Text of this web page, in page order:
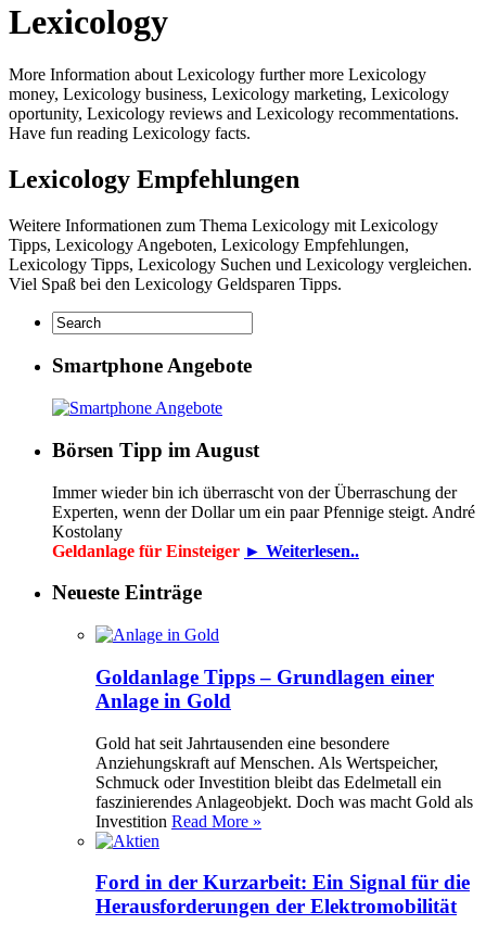
Lexicology
More Information about Lexicology further more Lexicology
money, Lexicology business, Lexicology marketing, Lexicology
oportunity, Lexicology reviews and Lexicology recommentations.
Have fun reading Lexicology facts.
Lexicology Empfehlungen
Weitere Informationen zum Thema Lexicology mit Lexicology
Tipps, Lexicology Angeboten, Lexicology Empfehlungen,
Lexicology Tipps, Lexicology Suchen und Lexicology vergleichen.
Viel Spaß bei den Lexicology Geldsparen Tipps.
Smartphone Angebote
Börsen Tipp im August
Immer wieder bin ich überrascht von der Überraschung der
Experten, wenn der Dollar um ein paar Pfennige steigt. André
Kostolany
Geldanlage für Einsteiger ► Weiterlesen..
Neueste Einträge
Goldanlage Tipps – Grundlagen einer
Anlage in Gold
Gold hat seit Jahrtausenden eine besondere
Anziehungskraft auf Menschen. Als Wertspeicher,
Schmuck oder Investition bleibt das Edelmetall ein
faszinierendes Anlageobjekt. Doch was macht Gold als
Investition Read More »
Ford in der Kurzarbeit: Ein Signal für die
Herausforderungen der Elektromobilität